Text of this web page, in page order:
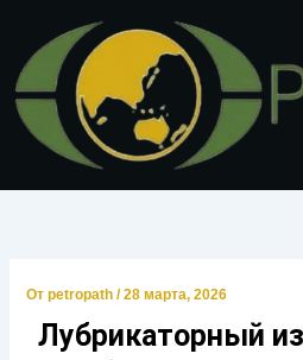
содержимому
Отpetropath/28 марта, 2026
Лубрикаторный